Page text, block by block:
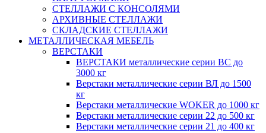
СТЕЛЛАЖИ С КОНСОЛЯМИ
АРХИВНЫЕ СТЕЛЛАЖИ
СКЛАДСКИЕ СТЕЛЛАЖИ
МЕТАЛЛИЧЕСКАЯ МЕБЕЛЬ
ВЕРСТАКИ
ВЕРСТАКИ металлические серии ВС до
3000 кг
Верстаки металлические серии ВЛ до 1500
кг
Верстаки металлические WOKER до 1000 кг
Верстаки металлические серии 22 до 500 кг
Верстаки металлические серии 21 до 400 кг